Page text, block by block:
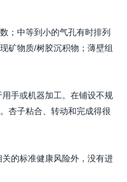
；中等到小的气孔有时排列
矿物质/树胶沉积物；薄壁组
手或机器加工。在铺设不规
杏子粘合、转动和完成得很
的标准健康风险外，没有进